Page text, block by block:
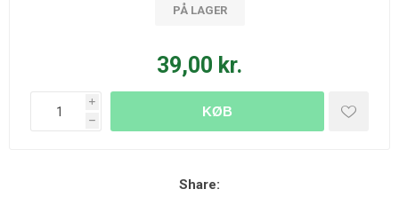
PÅ LAGER
39,00 kr.
i
h
KØB
Share: